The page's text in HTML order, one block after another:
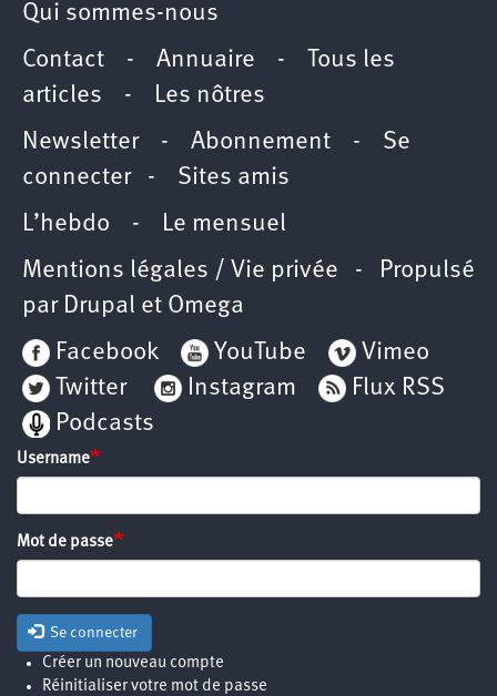
Qui sommes-nous
Contact - Annuaire -
Tous les
articles - Les nôtres
Newsletter- Abonnement - Se
connecter- Sites amis
L’hebdo - Le mensuel
Mentions légales / Vie privée - Propulsé
par Drupal et Omega
Facebook
YouTube
Vimeo
Twitter
Instagram
Flux RSS
Podcasts
Username
Mot de passe
Se connecter
Créer un nouveau compte
Réinitialiser votre mot de passe